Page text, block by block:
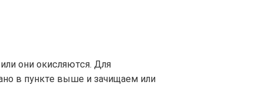
они окисляются. Для
в пункте выше и зачищаем или